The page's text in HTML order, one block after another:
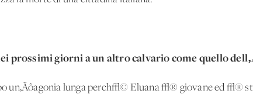
prossimi giorni a un altro calvario come quello
un‚Äôagonia lunga perch√© Eluana √® giovane ed √®